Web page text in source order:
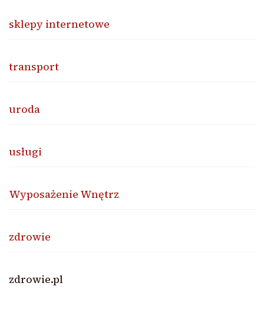
sklepy internetowe
transport
uroda
usługi
Wyposażenie Wnętrz
zdrowie
zdrowie.pl